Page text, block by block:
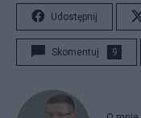
Udostępnij
Skomentuj 9